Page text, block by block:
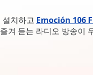
치하고 Emoción 106
겨 듣는 라디오 방송이